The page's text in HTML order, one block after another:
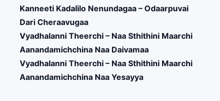
Kanneeti Kadalilo Nenundagaa – Odaarpuvai
Dari Cheraavugaa
Vyadhalanni Theerchi – Naa Sthithini Maarchi
Aanandamichchina Naa Daivamaa
Vyadhalanni Theerchi – Naa Sthithini Maarchi
Aanandamichchina Naa Yesayya